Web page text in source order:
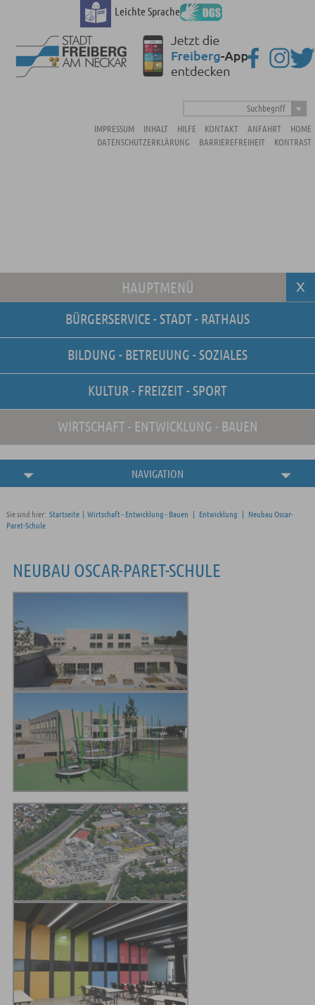
Leichte Sprache
Suchbegriff
IMPRESSUM
INHALT HILFE KONTAKT ANFAHRT
HOME
DATENSCHUTZERKLÄRUNG
BARRIEREFREIHEIT KONTRAST
HAUPTMENÜ
BÜRGERSERVICE - STADT - RATHAUS
BILDUNG - BETREUUNG - SOZIALES
KULTUR - FREIZEIT - SPORT
WIRTSCHAFT - ENTWICKLUNG - BAUEN
Unsere Stellenangebote
Online-Terminvereinbarung
Amtliche
Bekanntmachungen
NAVIGATION
Sie sind hier: Startseite | Wirtschaft - Entwicklung - Bauen | Entwicklung | Neubau Oscar-
Paret-Schule
NEUBAU OSCAR-PARET-SCHULE